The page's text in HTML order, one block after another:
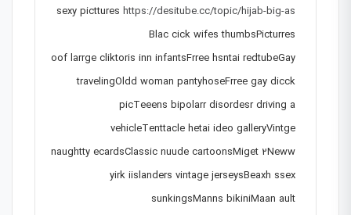
sexy picttures https://desitube.cc/topic/hijab-big-as
Blac cick wifes thumbsPicturres
oof larrge cliktoris inn infantsFrree hsntai redtubeGay
travelingOldd woman pantyhoseFrree gay dicck
picTeeens bipolarr disordesr driving a
vehicleTenttacle hetai ideo galleryVintge
naughtty ecardsClassic nuude cartoonsMiget 2Neww
yirk iislanders vintage jerseysBeaxh ssex
sunkingsManns bikiniMaan ault